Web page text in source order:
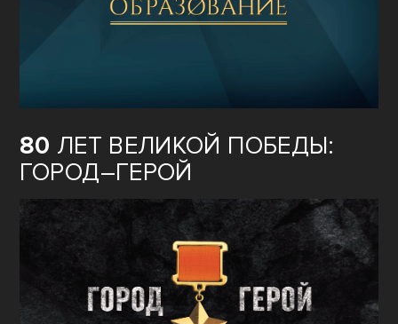
80 ЛЕТ ВЕЛИКОЙ ПОБЕДЫ:
ГОРОД–ГЕРОЙ